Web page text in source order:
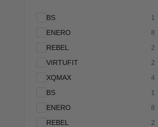
BS 1
ENERO
8
REBEL
2
VIRTUFIT
2
XQMAX
4
BS
1
ENERO
8
REBEL
2